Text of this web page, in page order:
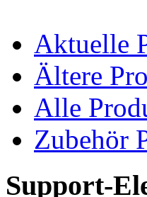
Aktuelle
Ältere
Alle
Zubehör
Support-